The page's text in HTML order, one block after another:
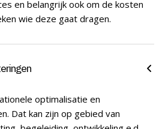
en belangrijk ook om de kosten
wie deze gaat dragen.
optimalisatie en
Dat kan zijn op gebied van